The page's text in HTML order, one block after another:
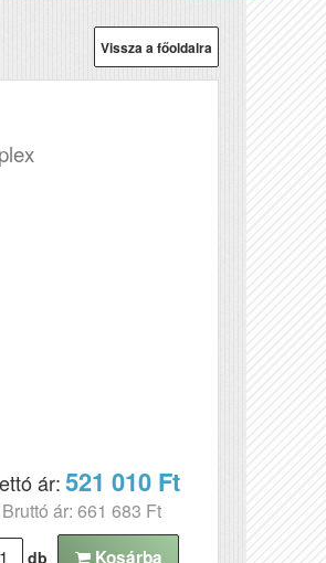
Vissza a főoldalra
ár:521 010 Ft
Bruttó ár: 661 683 Ft
db Kosárba